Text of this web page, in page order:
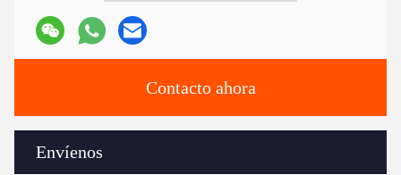
Contacto ahora
Envíenos